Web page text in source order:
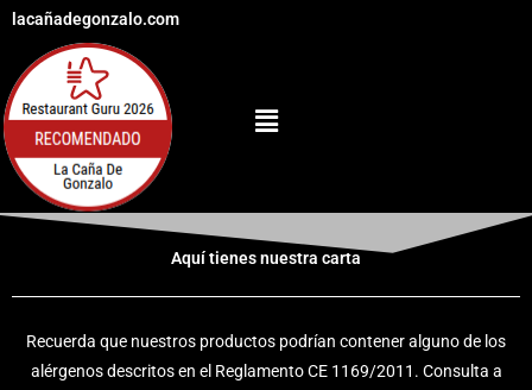
contenido
lacañadegonzalo.com
Menú
Aquí tienes nuestra carta
Recuerda que nuestros productos podrían contener alguno de los
alérgenos descritos en el Reglamento CE 1169/2011. Consulta a